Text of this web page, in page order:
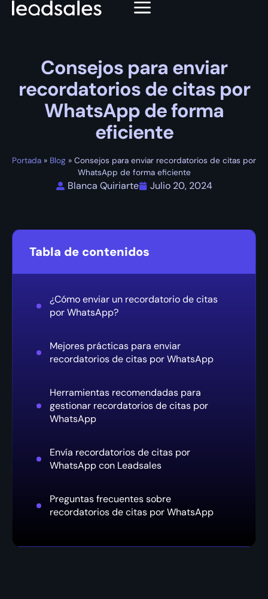
Consejos para enviar
recordatorios de citas por
WhatsApp de forma
eficiente
Portada » Blog » Consejos para enviar recordatorios de citas por
WhatsApp de forma eficiente
Blanca Quiriarte Julio 20, 2024
Tabla de contenidos
¿Cómo enviar un recordatorio de citas
por WhatsApp?
Mejores prácticas para enviar
recordatorios de citas por WhatsApp
Herramientas recomendadas para
gestionar recordatorios de citas por
WhatsApp
Envía recordatorios de citas por
WhatsApp con Leadsales
Preguntas frecuentes sobre
recordatorios de citas por WhatsApp